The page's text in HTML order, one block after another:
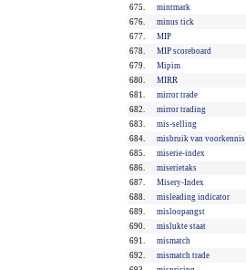
675.
mintmark
676.
minus tick
677.
MIP
678.
MIP scoreboard
679.
Mipim
680.
MIRR
681.
mirror trade
682.
mirror trading
683.
mis-selling
684.
misbruik van voorkennis
685.
miserie-index
686.
miserietaks
687.
Misery-Index
688.
misleading indicator
689.
misloopangst
690.
mislukte staat
691.
mismatch
692.
mismatch trade